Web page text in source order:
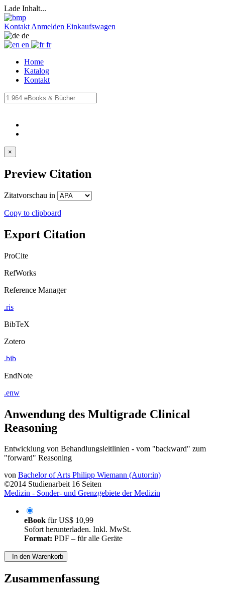
Lade Inhalt...
Kontakt Anmelden Einkaufswagen
de
en
fr
Home
Katalog
Kontakt
×
Preview Citation
Zitatvorschau in
Copy to clipboard
Export Citation
ProCite
RefWorks
Reference Manager
.ris
BibTeX
Zotero
.bib
EndNote
.enw
Anwendung des Multigrade Clinical
Reasoning
Entwicklung von Behandlungsleitlinien - vom "backward" zum
"forward" Reasoning
von Bachelor of Arts Philipp Wiemann (Autor:in)
©2014 Studienarbeit 16 Seiten
Medizin - Sonder- und Grenzgebiete der Medizin
eBook fürUS$ 10,99
Sofort herunterladen. Inkl. MwSt.
Format: PDF – für alle Geräte
In den Warenkorb
Zusammenfassung